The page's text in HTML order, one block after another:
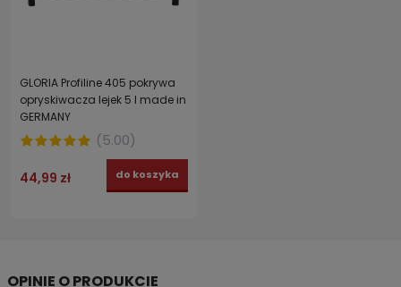
GLORIA Profiline 405 pokrywa
opryskiwacza lejek 5 l made in
GERMANY
(5.00)
44,99 zł do koszyka